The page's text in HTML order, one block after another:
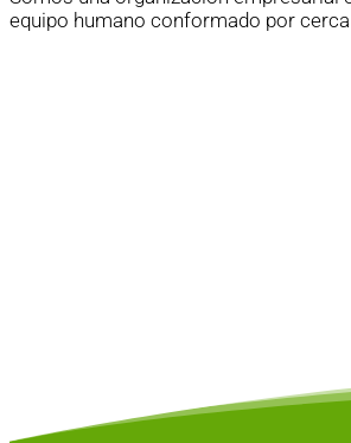
equipo humano conformado por